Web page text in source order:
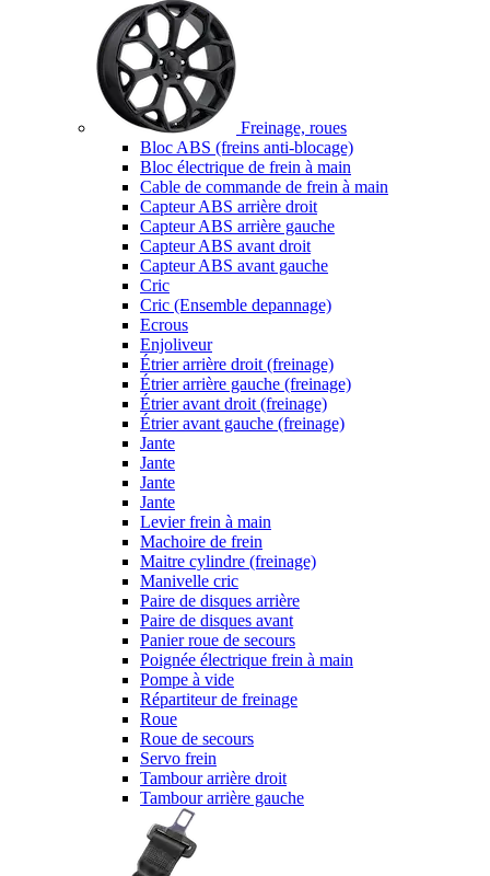
Freinage, roues
Bloc ABS (freins anti-blocage)
Bloc électrique de frein à main
Cable de commande de frein à main
Capteur ABS arrière droit
Capteur ABS arrière gauche
Capteur ABS avant droit
Capteur ABS avant gauche
Cric
Cric (Ensemble depannage)
Ecrous
Enjoliveur
Étrier arrière droit (freinage)
Étrier arrière gauche (freinage)
Étrier avant droit (freinage)
Étrier avant gauche (freinage)
Jante
Jante
Jante
Jante
Levier frein à main
Machoire de frein
Maitre cylindre (freinage)
Manivelle cric
Paire de disques arrière
Paire de disques avant
Panier roue de secours
Poignée électrique frein à main
Pompe à vide
Répartiteur de freinage
Roue
Roue de secours
Servo frein
Tambour arrière droit
Tambour arrière gauche